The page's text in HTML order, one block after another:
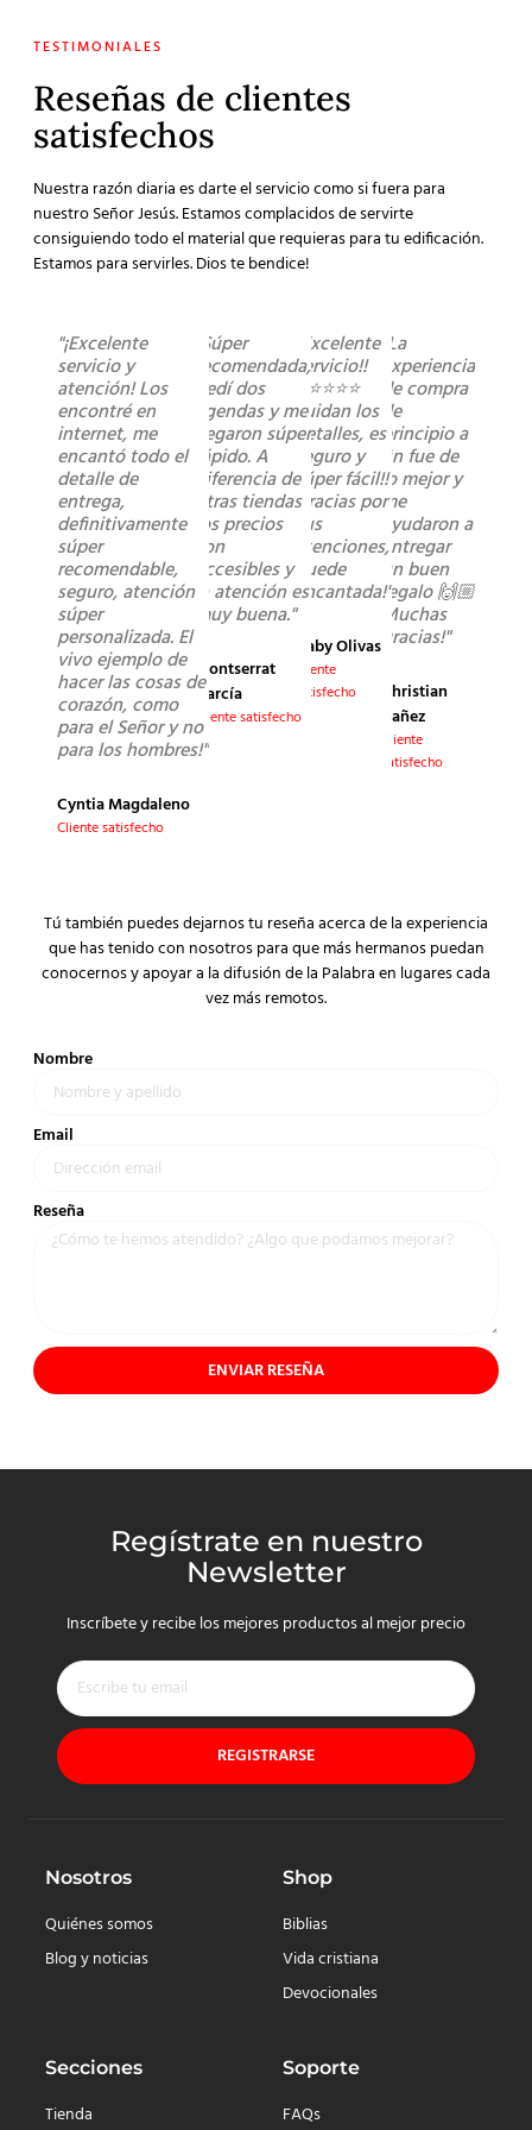
TESTIMONIALES
Reseñas de clientes
satisfechos
Nuestra razón diaria es darte el servicio como si fuera para
nuestro Señor Jesús. Estamos complacidos de servirte
consiguiendo todo el material que requieras para tu edificación.
Estamos para servirles. Dios te bendice!
"¡Excelente
servicio y
atención! Los
encontré en
internet, me
encantó todo el
detalle de
entrega,
definitivamente
súper
recomendable,
seguro, atención
súper
personalizada. El
vivo ejemplo de
hacer las cosas de
corazón, como
para el Señor y no
para los hombres!"
Cyntia Magdaleno
Cliente satisfecho
"Súper
recomendada,
pedí dos
agendas y me
llegaron súper
rápido. A
diferencia de
otras tiendas
los precios
son
accesibles y
la atención es
muy buena."
Montserrat
García
Cliente satisfecho
"Excelente
servicio!!
⭐️⭐️⭐️⭐️⭐️
cuidan los
detalles, es
seguro y
súper fácil!!
Gracias por
sus
atenciones,
quede
encantada!"
Gaby Olivas
Cliente
satisfecho
"La
experiencia
de compra
de
principio a
fin fue de
lo mejor y
me
ayudaron a
entregar
un buen
regalo 🙌🏼
Muchas
gracias!"
Christian
Yañez
Cliente
satisfecho
Tú también puedes dejarnos tu reseña acerca de la experiencia
que has tenido con nosotros para que más hermanos puedan
conocernos y apoyar a la difusión de la Palabra en lugares cada
vez más remotos.
Nombre
Email
Reseña
ENVIAR RESEÑA
Regístrate en nuestro
Newsletter
Inscríbete y recibe los mejores productos al mejor precio
REGISTRARSE
Nosotros
Quiénes somos
Blog y noticias
Shop
Biblias
Vida cristiana
Devocionales
Secciones
Tienda
Soporte
FAQs